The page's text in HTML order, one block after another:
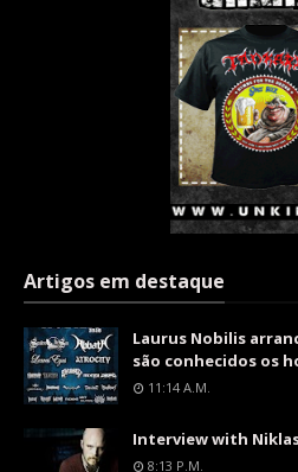
Artigos em destaque
Laurus Nobilis
são conhecidos os
11:14 A.m.
Interview with
8:13 P.m.